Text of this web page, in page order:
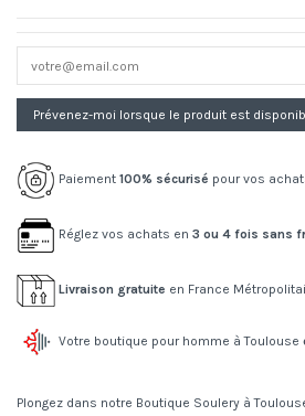
Paiement 100% sécurisé pour vos
Réglez vos achats en 3 ou 4 fois sans
Livraison gratuite en France
Votre boutique pour homme à Toulouse
Plongez dans notre Boutique Soulery à